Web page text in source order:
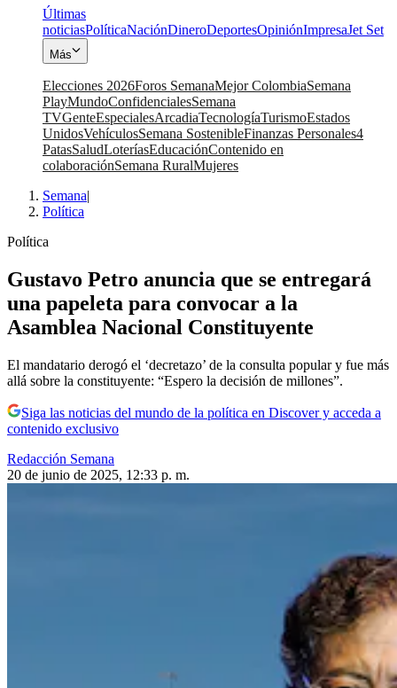
Últimas
noticiasPolíticaNaciónDineroDeportesOpiniónImpresaJet Set
Más
Elecciones 2026Foros SemanaMejor ColombiaSemana
PlayMundoConfidencialesSemana
TVGenteEspecialesArcadiaTecnologíaTurismoEstados
UnidosVehículosSemana SostenibleFinanzas Personales4
PatasSaludLoteríasEducaciónContenido en
colaboraciónSemana RuralMujeres
Semana|
Política
Política
Gustavo Petro anuncia que se entregará
una papeleta para convocar a la
Asamblea Nacional Constituyente
El mandatario derogó el ‘decretazo’ de la consulta popular y fue más
allá sobre la constituyente: “Espero la decisión de millones”.
Siga las noticias del mundo de la política en Discover y acceda a
contenido exclusivo
Redacción Semana
20 de junio de 2025, 12:33 p. m.